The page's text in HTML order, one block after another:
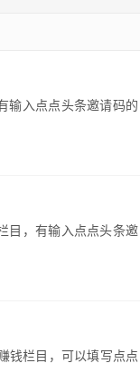
输入点点头条邀请码的
目，有输入点点头条邀
钱栏目，可以填写点点